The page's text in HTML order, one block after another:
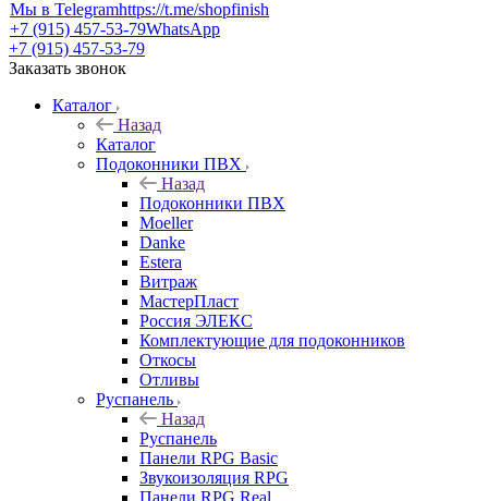
Мы в Telegramhttps://t.me/shopfinish
+7 (915) 457-53-79WhatsApp
+7 (915) 457-53-79
Заказать звонок
Каталог
Назад
Каталог
Подоконники ПВХ
Назад
Подоконники ПВХ
Moeller
Danke
Estera
Витраж
МастерПласт
Россия ЭЛЕКС
Комплектующие для подоконников
Откосы
Отливы
Руспанель
Назад
Руспанель
Панели RPG Basic
Звукоизоляция RPG
Панели RPG Real